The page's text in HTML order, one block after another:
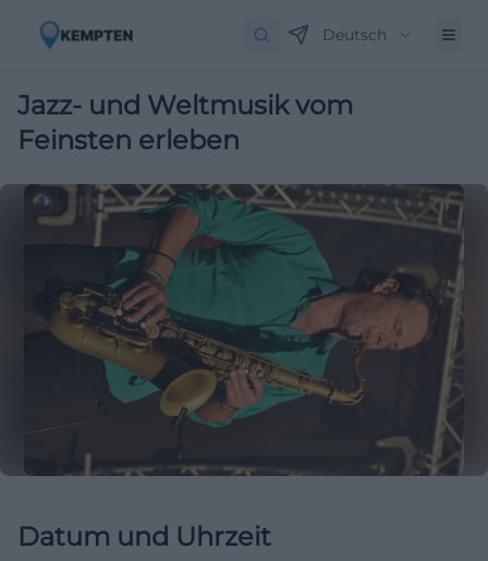
Deutsch
Jazz- und Weltmusik vom
Feinsten erleben
Datum und Uhrzeit